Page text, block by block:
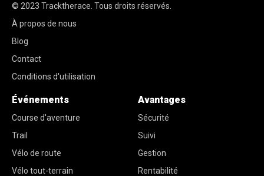
© 2023 Tracktherace Tous droits réservés.
À propos de nous
Blog
Contact
Conditions d'utilisation
Événements
Course d'aventure
Trail
Vélo de route
Vélo tout-terrain
Avantages
Sécurité
Suivi
Gestion
Rentabilité